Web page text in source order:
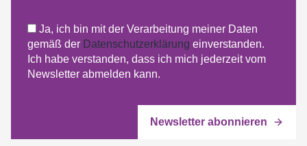
Ja, ich bin mit der Verarbeitung meiner Daten
gemäß der Datenschutzerklärung einverstanden.
Ich habe verstanden, dass ich mich jederzeit vom
Newsletter abmelden kann.